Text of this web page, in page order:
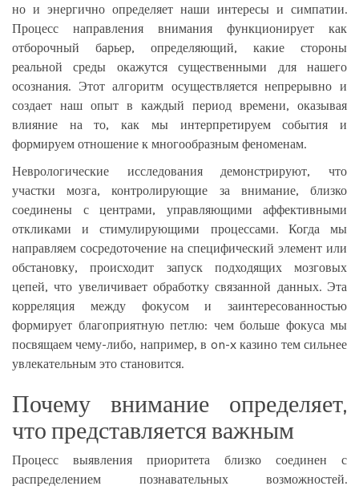
но и энергично определяет наши интересы и симпатии.
Процесс направления внимания функционирует как
отборочный барьер, определяющий, какие стороны
реальной среды окажутся существенными для нашего
осознания. Этот алгоритм осуществляется непрерывно и
создает наш опыт в каждый период времени, оказывая
влияние на то, как мы интерпретируем события и
формируем отношение к многообразным феноменам.
Неврологические исследования демонстрируют, что
участки мозга, контролирующие за внимание, близко
соединены с центрами, управляющими аффективными
откликами и стимулирующими процессами. Когда мы
направляем сосредоточение на специфический элемент или
обстановку, происходит запуск подходящих мозговых
цепей, что увеличивает обработку связанной данных. Эта
корреляция между фокусом и заинтересованностью
формирует благоприятную петлю: чем больше фокуса мы
посвящаем чему-либо, например, в on-x казино тем сильнее
увлекательным это становится.
Почему внимание определяет,
что представляется важным
Процесс выявления приоритета близко соединен с
распределением познавательных возможностей.